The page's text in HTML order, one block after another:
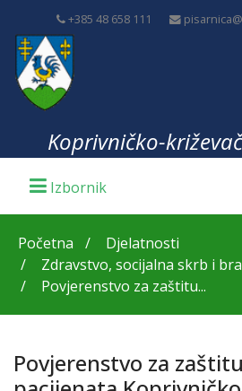
+385 48 658 111
Koprivničko-
Početna
Djelatnosti
Zdravstvo, socijalna skrb i
Povjerenstvo za zaštitu...
Povjerenstvo za